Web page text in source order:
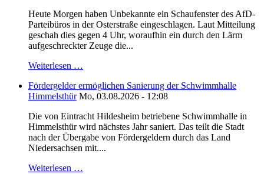
Heute Morgen haben Unbekannte ein Schaufenster des AfD-
Parteibüros in der Osterstraße eingeschlagen. Laut Mitteilung
geschah dies gegen 4 Uhr, woraufhin ein durch den Lärm
aufgeschreckter Zeuge die...
Weiterlesen …
Fördergelder ermöglichen Sanierung der Schwimmhalle
Himmelsthür Mo, 03.08.2026 - 12:08
Die von Eintracht Hildesheim betriebene Schwimmhalle in
Himmelsthür wird nächstes Jahr saniert. Das teilt die Stadt
nach der Übergabe von Fördergeldern durch das Land
Niedersachsen mit....
Weiterlesen …